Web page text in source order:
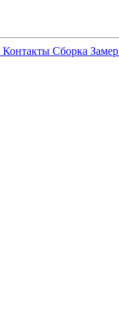
Контакты Сборка Замер